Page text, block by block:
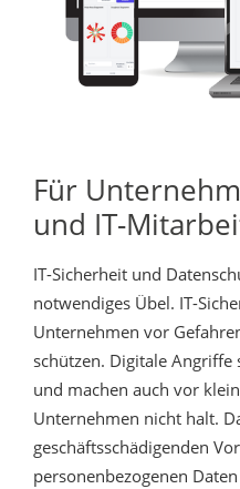
Für
und IT-
IT-Sicherheit und
notwendiges Übel. IT-
Unternehmen vor
schützen. Digitale Angriffe
und machen auch vor
Unternehmen nicht halt.
geschäftsschädigenden
personenbezogenen